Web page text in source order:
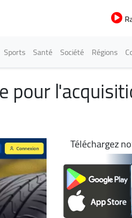
Sports Santé Société Régions
pour
Téléchargez